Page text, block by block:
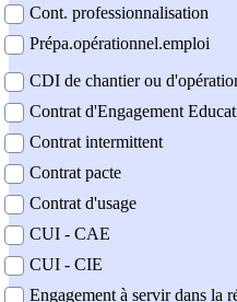
Cont. professionnalisation
Prépa.opérationnel.emploi
CDI de chantier ou
Contrat d'Engagement
Contrat intermittent
Contrat pacte
Contrat d'usage
CUI - CAE
CUI - CIE
Engagement à servir dans la